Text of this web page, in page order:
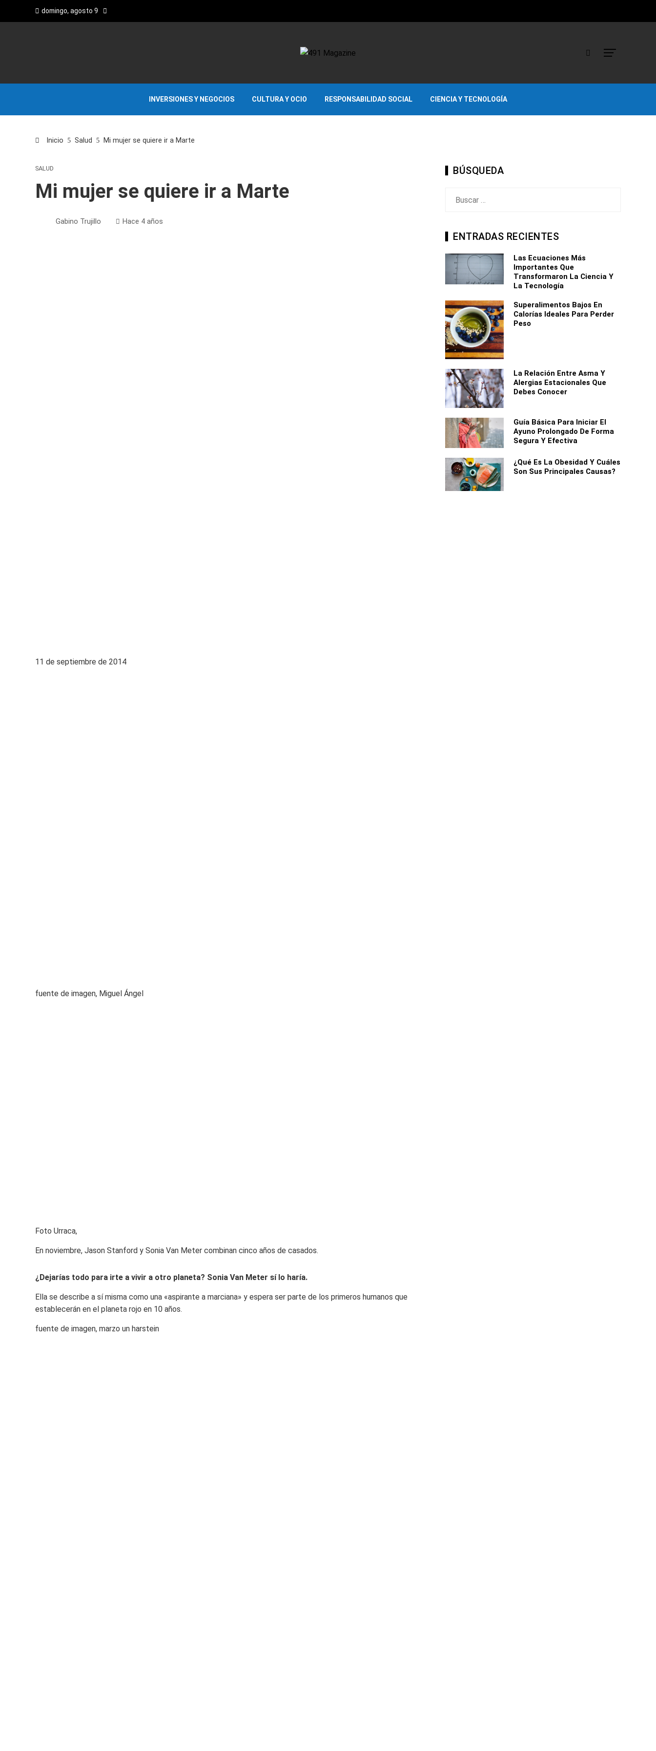
domingo, agosto 9
INVERSIONES Y NEGOCIOS CULTURA Y OCIO RESPONSABILIDAD SOCIAL CIENCIA Y TECNOLOGÍA
Inicio Salud Mi mujer se quiere ir a Marte
SALUD
Mi mujer se quiere ir a Marte
Gabino Trujillo Hace 4 años
11 de septiembre de 2014
fuente de imagen, Miguel Ángel
Foto Urraca,
En noviembre, Jason Stanford y Sonia Van Meter combinan cinco años de casados.
¿Dejarías todo para irte a vivir a otro planeta? Sonia Van Meter sí lo haría.
Ella se describe a sí misma como una «aspirante a marciana» y espera ser parte de los primeros humanos que
establecerán en el planeta rojo en 10 años.
fuente de imagen, marzo un harstein
BÚSQUEDA
ENTRADAS RECIENTES
Las Ecuaciones Más
Importantes Que
Transformaron La Ciencia Y
La Tecnología
Superalimentos Bajos En
Calorías Ideales Para Perder
Peso
La Relación Entre Asma Y
Alergias Estacionales Que
Debes Conocer
Guía Básica Para Iniciar El
Ayuno Prolongado De Forma
Segura Y Efectiva
¿Qué Es La Obesidad Y Cuáles
Son Sus Principales Causas?